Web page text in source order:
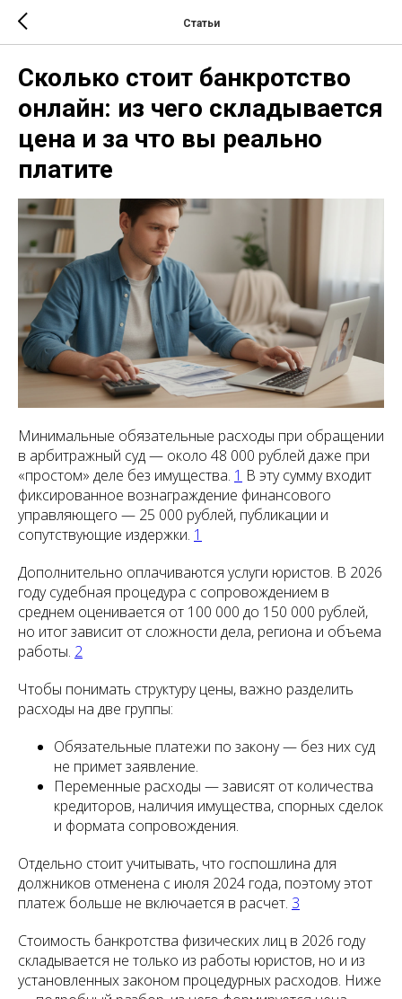
Статьи
Сколько стоит банкротство
онлайн: из чего складывается
цена и за что вы реально
платите
Минимальные обязательные расходы при обращении
в арбитражный суд — около 48 000 рублей даже при
«простом» деле без имущества. 1 В эту сумму входит
фиксированное вознаграждение финансового
управляющего — 25 000 рублей, публикации и
сопутствующие издержки. 1
Дополнительно оплачиваются услуги юристов. В 2026
году судебная процедура с сопровождением в
среднем оценивается от 100 000 до 150 000 рублей,
но итог зависит от сложности дела, региона и объема
работы. 2
Чтобы понимать структуру цены, важно разделить
расходы на две группы:
Обязательные платежи по закону — без них суд
не примет заявление.
Переменные расходы — зависят от количества
кредиторов, наличия имущества, спорных сделок
и формата сопровождения.
Отдельно стоит учитывать, что госпошлина для
должников отменена с июля 2024 года, поэтому этот
платеж больше не включается в расчет. 3
Стоимость банкротства физических лиц в 2026 году
складывается не только из работы юристов, но и из
установленных законом процедурных расходов. Ниже